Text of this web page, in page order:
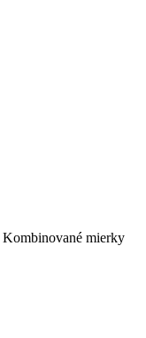
Kombinované mierky